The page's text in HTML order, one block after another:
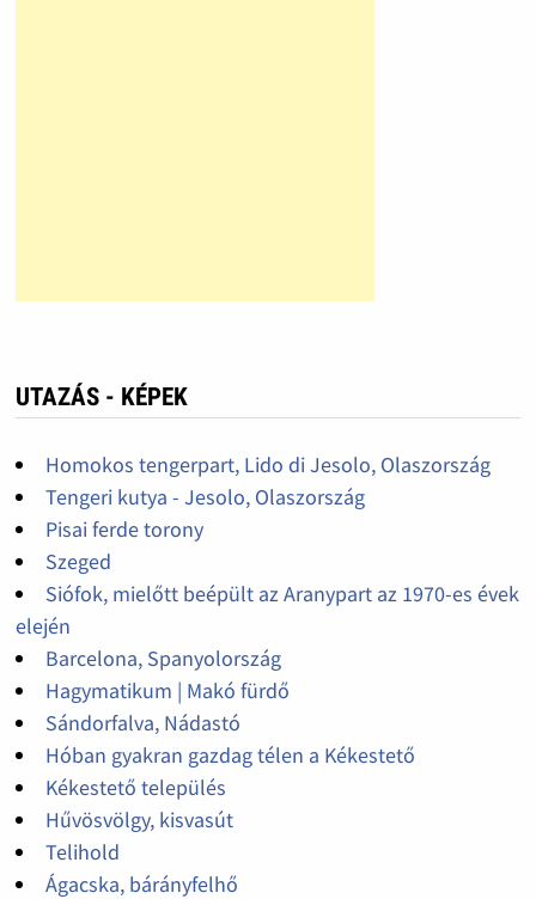
UTAZÁS - KÉPEK
Homokos tengerpart, Lido di Jesolo, Olaszország
Tengeri kutya - Jesolo, Olaszország
Pisai ferde torony
Szeged
Siófok, mielőtt beépült az Aranypart az 1970-es évek
elején
Barcelona, Spanyolország
Hagymatikum | Makó fürdő
Sándorfalva, Nádastó
Hóban gyakran gazdag télen a Kékestető
Kékestető település
Hűvösvölgy, kisvasút
Telihold
Ágacska, bárányfelhő